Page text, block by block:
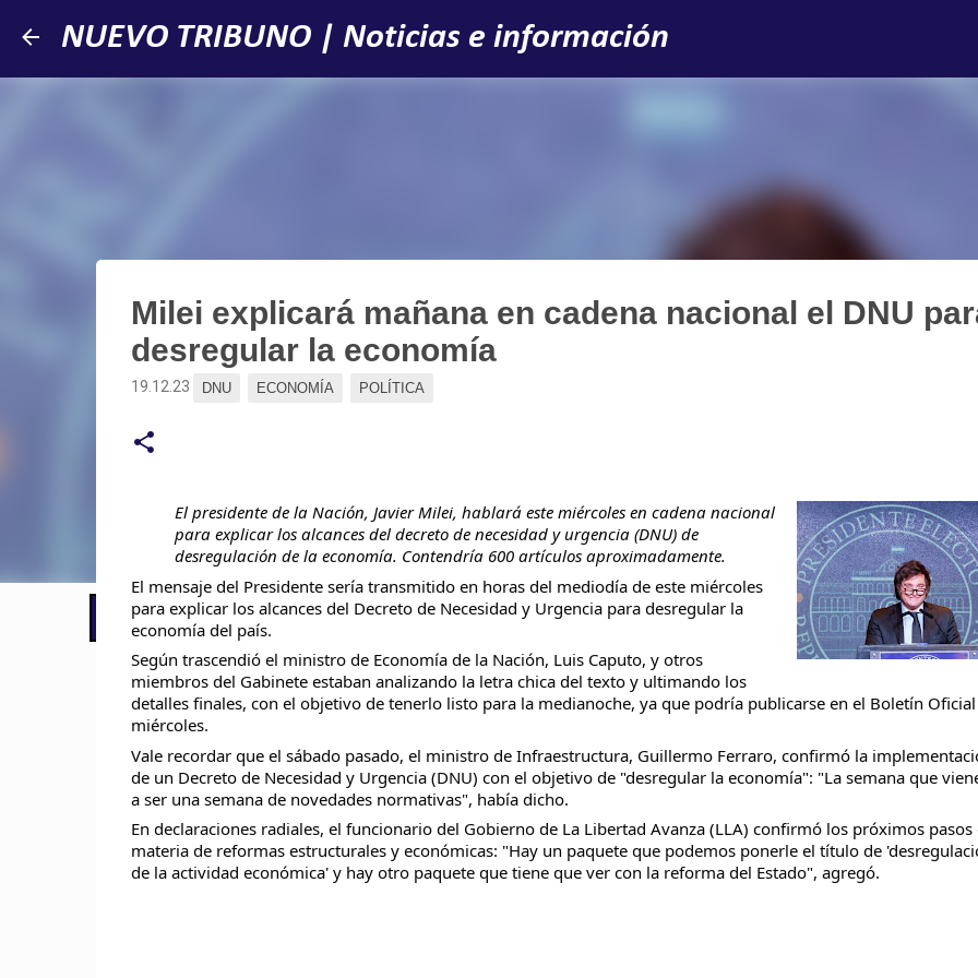
Ir al contenido principal
NUEVO TRIBUNO | Noticias e información
📢 LO ÚLTIMO El Gobierno postergó la reunión paritaria con estatales
Milei explicará mañana en cadena nacional el DNU
desregular la economía
19.12.23 DNU ECONOMÍA POLÍTICA
El presidente de la Nación, Javier Milei, hablará este miércoles en cadena nacional
para explicar los alcances del decreto de necesidad y urgencia (DNU) de
desregulación de la economía. Contendría 600 artículos aproximadamente.
El mensaje del Presidente sería transmitido en horas del mediodía de este miércoles
para explicar los alcances del Decreto de Necesidad y Urgencia para desregular la
economía del país.
Según trascendió el ministro de Economía de la Nación, Luis Caputo, y otros
miembros del Gabinete estaban analizando la letra chica del texto y ultimando los
detalles finales, con el objetivo de tenerlo listo para la medianoche, ya que podría publicarse en el Boletín
miércoles.
Vale recordar que el sábado pasado, el ministro de Infraestructura, Guillermo Ferraro, confirmó la
de un Decreto de Necesidad y Urgencia (DNU) con el objetivo de "desregular la economía": "La semana que
a ser una semana de novedades normativas", había dicho.
En declaraciones radiales, el funcionario del Gobierno de La Libertad Avanza (LLA) confirmó los próximos pasos
materia de reformas estructurales y económicas: "Hay un paquete que podemos ponerle el título de
de la actividad económica' y hay otro paquete que tiene que ver con la reforma del Estado", agregó.